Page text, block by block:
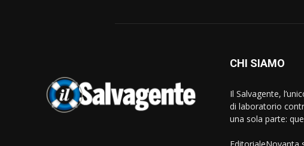
CHI SIAMO
Il Salvagente,
di laboratorio
una sola parte: